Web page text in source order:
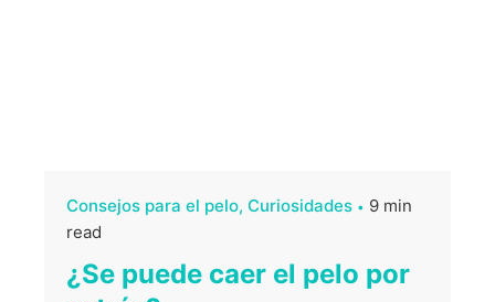
Consejos para el pelo Curiosidades
9 min
read
¿Se puede caer el pelo por